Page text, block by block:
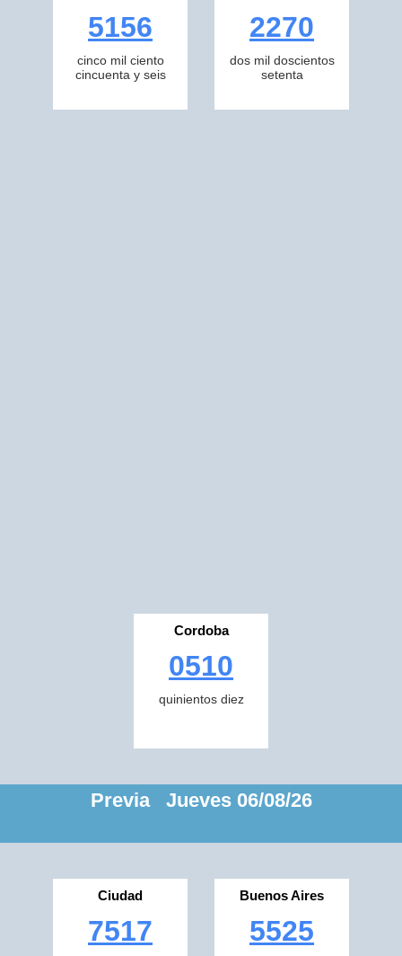
5156
cinco mil ciento
cincuenta y seis
2270
dos mil doscientos
setenta
Cordoba
0510
quinientos diez
Previa Jueves 06/08/26
Ciudad
7517
Buenos Aires
5525